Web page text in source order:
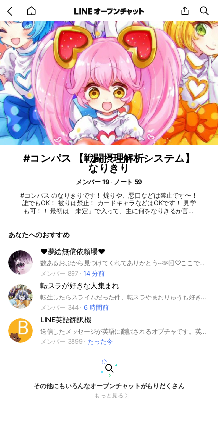
back
to
home
share
#コンパス 【戦闘摂理解析システム】
なりきり
メンバー 19
ノート 59
#コンパス のなりきりです！ 煽りや、悪口などは禁止です〜！
誰でもOK！ 被りは禁止！ カードキャラなどはOKです！ 見学
も可！！ 最初は「未定」で入って、主に何をなりきるか言っ
ス'55 ・イグニス ・デルミン ・忠臣 ・アダム=ユーリエフ ・
介 ・ヴィーセリツァ ・狐ヶ崎甘色
あなたへのおすすめ
‪❤︎‬‪夢絵無償依頼場‪❤︎‬‪
数あるおぷから見つけてくれてありがとう~‪🫶🏻♡ここでは素敵な夢女子、夢男子の事をお手伝いするおぷだよ🎵気になったなら入ってヲタ活頑張ろ~.ᐟ‪ 推しが不在な方も大歓迎🙇🏻‍♀️‪‪❤︎ #夢絵 #無償 #夢女子 #夢男子 #夢活 #夢絵無償依頼
メンバー 897
14 分前
転スラが好きな人集まれ
転生したらスライムだった件、転スラやまおりゅうも好きな人は誰でも大歓迎なので自由に語りましょ (o´艸`) まおりゅうをやってる人も来てね 参加したらルールを読んでね 転生したらスライムだった件 転スラ #転生したらスライムだった件 #転スラ #まおりゅう テンペストストーリーズ
メンバー 344
6 時間前
LINE英語翻訳機
送信したメッセージが英語に翻訳されるオプチャです。英語の勉強などにお使いください。 #学習 #翻訳 #交流 #勉強
メンバー 3899
たった今
その他にもいろんなオープンチャットがもりだくさん
もっと見る